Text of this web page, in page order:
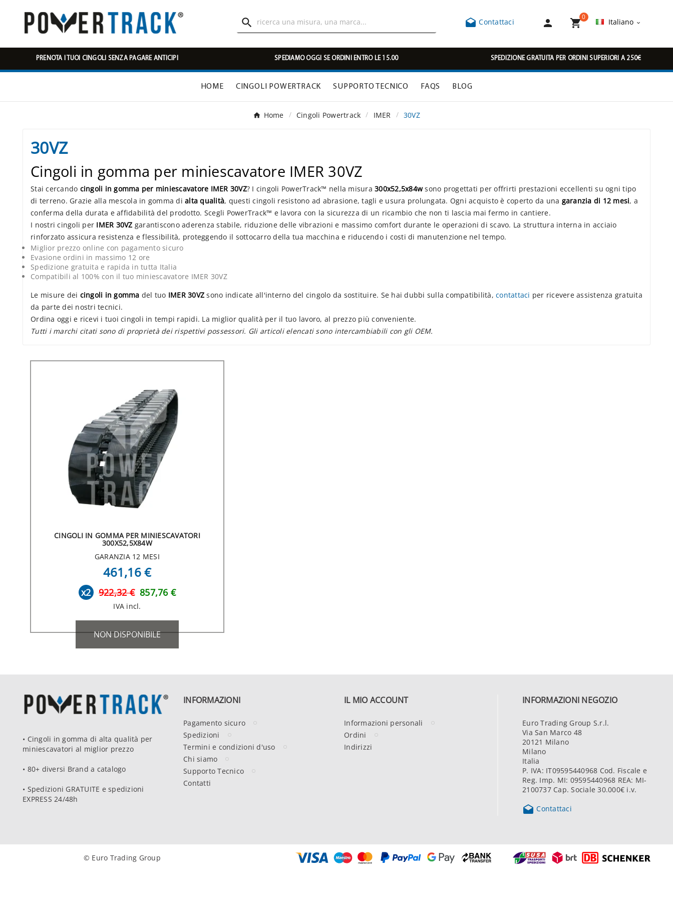
  Contattaci  
0
Italiano 
PRENOTA I TUOI CINGOLI SENZA PAGARE ANTICIPI SPEDIAMO OGGI SE ORDINI ENTRO LE 15.00 SPEDIZIONE GRATUITA PER ORDINI SUPERIORI A 250€
HOME CINGOLI POWERTRACK SUPPORTO TECNICO FAQS BLOG
Home Cingoli Powertrack IMER 30VZ
30VZ
Cingoli in gomma per miniescavatore IMER 30VZ
Stai cercando cingoli in gomma per miniescavatore IMER 30VZ? I cingoli PowerTrack™ nella misura 300x52,5x84wsono progettati per offrirti prestazioni eccellenti su ogni tipo
di terreno. Grazie alla mescola in gomma di alta qualità, questi cingoli resistono ad abrasione, tagli e usura prolungata. Ogni acquisto è coperto da una garanzia di 12 mesi, a
conferma della durata e affidabilità del prodotto. Scegli PowerTrack™ e lavora con la sicurezza di un ricambio che non ti lascia mai fermo in cantiere.
I nostri cingoli per IMER 30VZ garantiscono aderenza stabile, riduzione delle vibrazioni e massimo comfort durante le operazioni di scavo. La struttura interna in acciaio
rinforzato assicura resistenza e flessibilità, proteggendo il sottocarro della tua macchina e riducendo i costi di manutenzione nel tempo.
Miglior prezzo online con pagamento sicuro
Evasione ordini in massimo 12 ore
Spedizione gratuita e rapida in tutta Italia
Compatibili al 100% con il tuo miniescavatore IMER 30VZ
Le misure dei cingoli in gomma del tuo IMER 30VZ sono indicate all'interno del cingolo da sostituire. Se hai dubbi sulla compatibilità, contattaci per ricevere assistenza gratuita
da parte dei nostri tecnici.
Ordina oggi e ricevi i tuoi cingoli in tempi rapidi. La miglior qualità per il tuo lavoro, al prezzo più conveniente.
Tutti i marchi citati sono di proprietà dei rispettivi possessori. Gli articoli elencati sono intercambiabili con gli OEM.
CINGOLI IN GOMMA PER MINIESCAVATORI
300X52,5X84W
GARANZIA 12 MESI
461,16 €
x2 922,32 € 857,76 €
IVA incl.
NON DISPONIBILE
• Cingoli in gomma di alta qualità per
miniescavatori al miglior prezzo
• 80+ diversi Brand a catalogo
• Spedizioni GRATUITE e spedizioni
EXPRESS 24/48h
INFORMAZIONI
Pagamento sicuro
Spedizioni
Termini e condizioni d'uso
Chi siamo
Supporto Tecnico
Contatti
IL MIO ACCOUNT
Informazioni personali
Ordini
Indirizzi
INFORMAZIONI NEGOZIO
Euro Trading Group S.r.l.
Via San Marco 48
20121 Milano
Milano
Italia
P. IVA: IT09595440968 Cod. Fiscale e
Reg. Imp. MI: 09595440968 REA: MI-
2100737 Cap. Sociale 30.000€ i.v.
 Contattaci
© Euro Trading Group